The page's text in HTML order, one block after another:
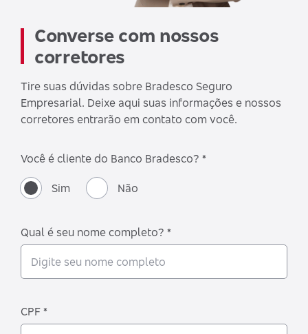
Converse com nossos
corretores
Tire suas dúvidas sobre Bradesco Seguro
Empresarial. Deixe aqui suas informações e nossos
corretores entrarão em contato com você.
Você é cliente do Banco Bradesco? *
Sim Não
Qual é seu nome completo? *
CPF *